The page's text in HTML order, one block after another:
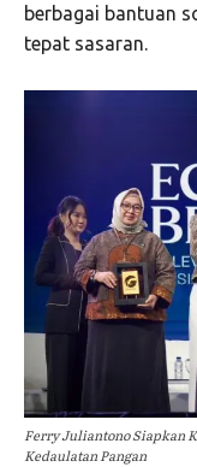
berbagai bantuan
tepat sasaran.
Ferry Juliantono Siapkan
Kedaulatan Pangan